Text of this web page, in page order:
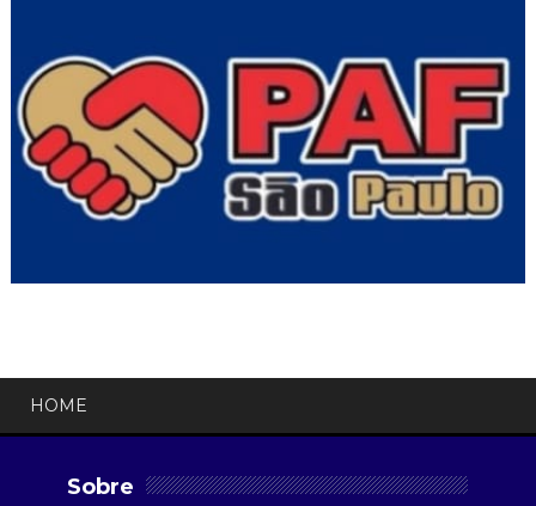
HOME
Sobre